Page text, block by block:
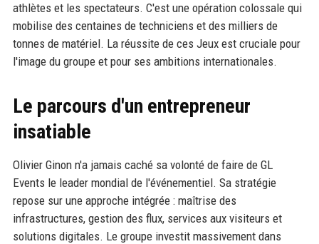
athlètes et les spectateurs. C'est une opération colossale qui
mobilise des centaines de techniciens et des milliers de
tonnes de matériel. La réussite de ces Jeux est cruciale pour
l'image du groupe et pour ses ambitions internationales.
Le parcours d'un entrepreneur
insatiable
Olivier Ginon n'a jamais caché sa volonté de faire de GL
Events le leader mondial de l'événementiel. Sa stratégie
repose sur une approche intégrée : maîtrise des
infrastructures, gestion des flux, services aux visiteurs et
solutions digitales. Le groupe investit massivement dans